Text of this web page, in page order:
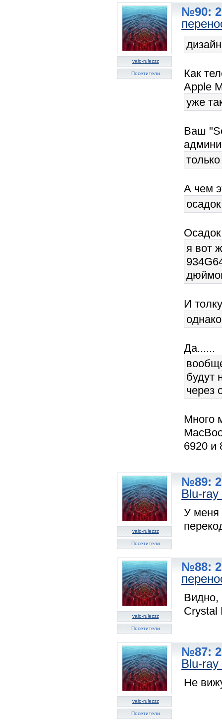
vaio-rulezzz
Посетители
№90:
Как
Apple
уже
Ваш
А чем
Осадок
я вот
И
Да......
будут
через
Много
6920 и
vaio-rulezzz
Посетители
№89:
Blu-
У меня
vaio-rulezzz
Посетители
№88:
Видно,
Crystal
vaio-rulezzz
Посетители
№87:
Blu-
Не